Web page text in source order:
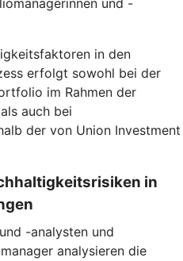
und -
in den
erfolgt sowohl bei der
im Rahmen der
auch bei
der von Union Investment
in
-analysten und
analysieren die